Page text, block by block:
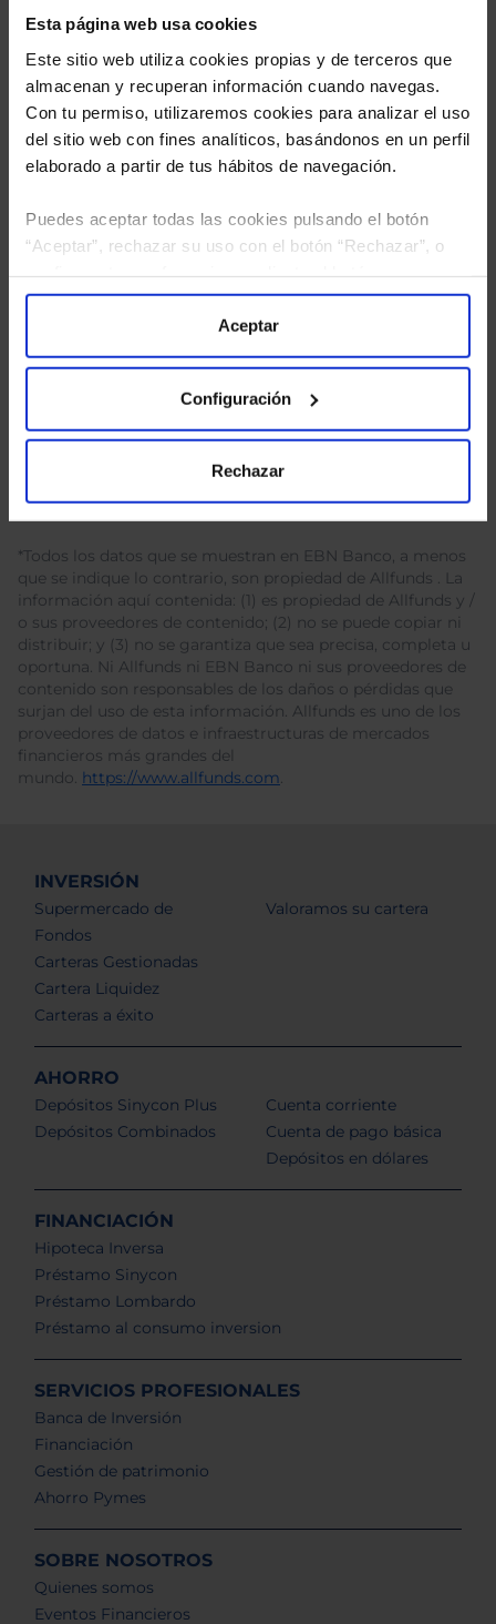
Esta página web usa cookies
Este sitio web utiliza cookies propias y de terceros que
almacenan y recuperan información cuando navegas.
Con tu permiso, utilizaremos cookies para analizar el uso
del sitio web con fines analíticos, basándonos en un perfil
elaborado a partir de tus hábitos de navegación.
Puedes aceptar todas las cookies pulsando el botón
“Aceptar”, rechazar su uso con el botón “Rechazar”, o
“Configuración”. Consulta nuestraPolítica
para más información.
Aceptar
Configuración
Rechazar
He leídola política de privacidady consiento el
*Todos los datos que se muestran en EBN Banco, a menos
que se indique lo contrario, son propiedad de Allfunds . La
información aquí contenida: (1) es propiedad de Allfunds y /
o sus proveedores de contenido; (2) no se puede copiar ni
distribuir; y (3) no se garantiza que sea precisa, completa u
oportuna. Ni Allfunds ni EBN Banco ni sus proveedores de
contenido son responsables de los daños o pérdidas que
surjan del uso de esta información. Allfunds es uno de los
proveedores de datos e infraestructuras de mercados
financieros más grandes del
mundo. https://www.allfunds.com.
INVERSIÓN
Supermercado de
Fondos
Carteras Gestionadas
Cartera Liquidez
Carteras a éxito
Valoramos su cartera
AHORRO
Depósitos Sinycon Plus
Depósitos Combinados
Cuenta corriente
Cuenta de pago básica
Depósitos en dólares
FINANCIACIÓN
Hipoteca Inversa
Préstamo Sinycon
Préstamo Lombardo
Préstamo al consumo inversion
SERVICIOS PROFESIONALES
Banca de Inversión
Financiación
Gestión de patrimonio
Ahorro Pymes
SOBRE NOSOTROS
Quienes somos
Eventos Financieros